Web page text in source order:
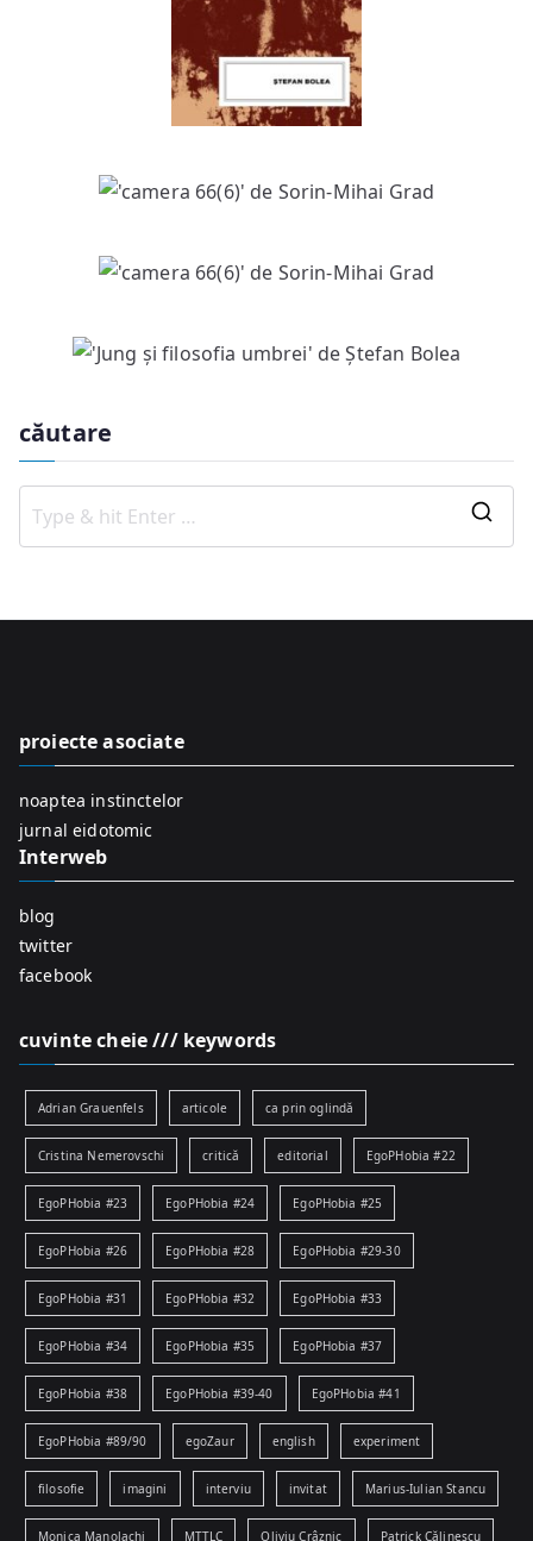
căutare
o
proiecte asociate
noaptea instinctelor
jurnal eidotomic
Interweb
blog
twitter
facebook
cuvinte cheie /// keywords
Adrian Grauenfels articole ca prin oglindă
Cristina Nemerovschi critică editorial EgoPHobia #22
EgoPHobia #23 EgoPHobia #24 EgoPHobia #25
EgoPHobia #26 EgoPHobia #28 EgoPHobia #29-30
EgoPHobia #31 EgoPHobia #32 EgoPHobia #33
EgoPHobia #34 EgoPHobia #35 EgoPHobia #37
EgoPHobia #38 EgoPHobia #39-40 EgoPHobia #41
EgoPHobia #89/90 egoZaur english experiment
filosofie imagini interviu invitat Marius-Iulian Stancu
Monica Manolachi MTTLC Oliviu Crâznic Patrick Călinescu